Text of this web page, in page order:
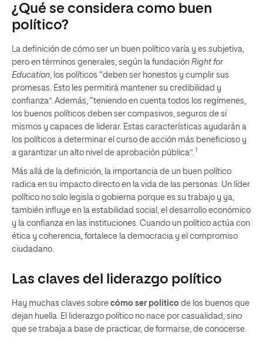
¿Qué se considera como buen
político?
La definición de cómo ser un buen político varía y es subjetiva,
pero en términos generales, según la fundación Right for
Education , los políticos “deben ser honestos y cumplir sus
promesas. Esto les permitirá mantener su credibilidad y
confianza”. Además, “teniendo en cuenta todos los regímenes,
los buenos políticos deben ser compasivos, seguros de sí
mismos y capaces de liderar. Estas características ayudarán a
los políticos a determinar el curso de acción más beneficioso y
a garantizar un alto nivel de aprobación pública”. 1
Más allá de la definición, la importancia de un buen político
radica en su impacto directo en la vida de las personas. Un líder
político no solo legisla o gobierna porque es su trabajo y ya,
también influye en la estabilidad social, el desarrollo económico
y la confianza en las instituciones. Cuando un político actúa con
ética y coherencia, fortalece la democracia y el compromiso
ciudadano.
Las claves del liderazgo político
Hay muchas claves sobre cómo ser político de los buenos que
dejan huella. El liderazgo político no nace por casualidad, sino
que se trabaja a base de practicar, de formarse, de conocerse.